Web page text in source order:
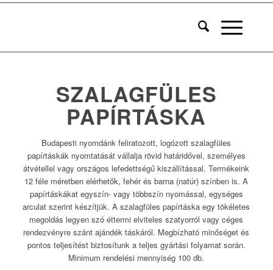
SZALAGFÜLES
PAPÍRTÁSKA
Budapesti nyomdánk feliratozott, logózott szalagfüles
papírtáskák nyomtatását vállalja rövid határidővel, személyes
átvétellel vagy országos lefedettségű kiszállítással. Termékeink
12 féle méretben elérhetők, fehér és barna (natúr) színben is. A
papírtáskákat egyszín- vagy többszín nyomással, egységes
arculat szerint készítjük. A szalagfüles papírtáska egy tökéletes
megoldás legyen szó éttermi elviteles szatyorról vagy céges
rendezvényre szánt ajándék táskáról. Megbízható minőséget és
pontos teljesítést biztosítunk a teljes gyártási folyamat során.
Minimum rendelési mennyiség 100 db.